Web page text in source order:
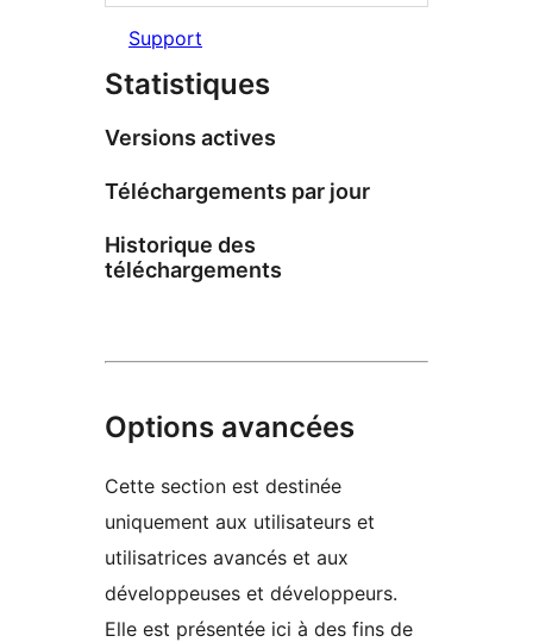
Support
Statistiques
Versions actives
Téléchargements par jour
Historique des
téléchargements
Options avancées
Cette section est destinée
uniquement aux utilisateurs et
utilisatrices avancés et aux
développeuses et développeurs.
Elle est présentée ici à des fins de